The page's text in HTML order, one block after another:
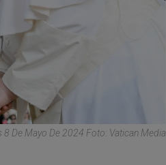
De Mayo De 2024 Foto: Vatican Media